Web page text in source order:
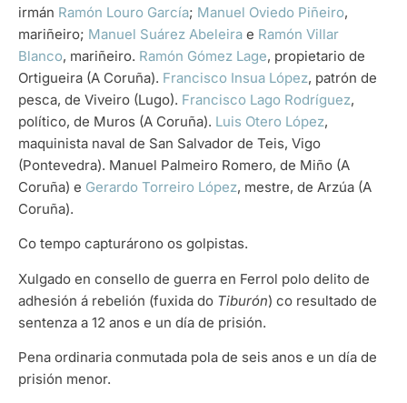
irmán Ramón Louro García; Manuel Oviedo Piñeiro,
mariñeiro; Manuel Suárez Abeleira e Ramón Villar
Blanco, mariñeiro. Ramón Gómez Lage, propietario de
Ortigueira (A Coruña). Francisco Insua López, patrón de
pesca, de Viveiro (Lugo). Francisco Lago Rodríguez,
político, de Muros (A Coruña). Luis Otero López,
maquinista naval de San Salvador de Teis, Vigo
(Pontevedra). Manuel Palmeiro Romero, de Miño (A
Coruña) e Gerardo Torreiro López, mestre, de Arzúa (A
Coruña).
Co tempo capturárono os golpistas.
Xulgado en consello de guerra en Ferrol polo delito de
adhesión á rebelión (fuxida do Tiburón) co resultado de
sentenza a 12 anos e un día de prisión.
Pena ordinaria conmutada pola de seis anos e un día de
prisión menor.